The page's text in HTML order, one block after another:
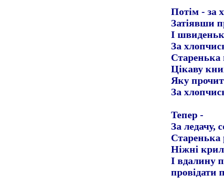
Потім - за
Затіявши
І
За
Старенька
Цікаву
Яку
За
Тепер -
За ледачу,
Старенька
Ніжні
І вдалину
провідати